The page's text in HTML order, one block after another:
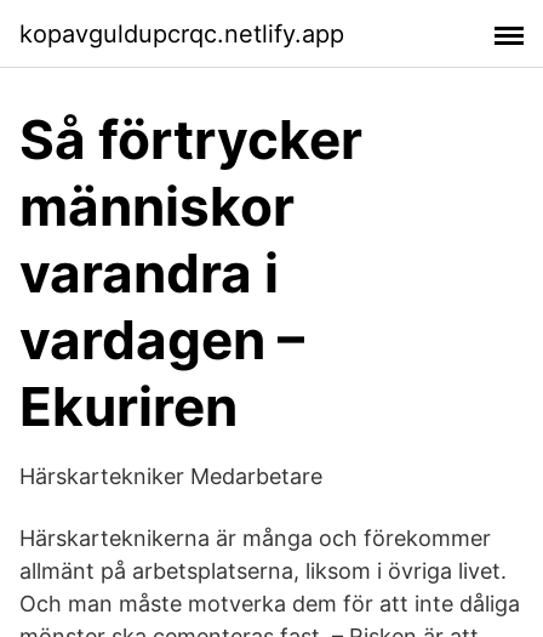
kopavguldupcrqc.netlify.app
Så förtrycker
människor
varandra i
vardagen –
Ekuriren
Härskartekniker Medarbetare
Härskarteknikerna är många och förekommer
allmänt på arbetsplatserna, liksom i övriga livet.
Och man måste motverka dem för att inte dåliga